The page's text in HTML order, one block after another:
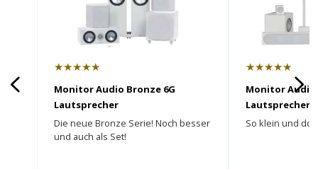
★★★★★
Monitor Audio Bronze 6G
Lautsprecher
Die neue Bronze Serie! Noch besser
und auch als Set!
★★★★★
Monitor Audio
Lautsprecher
So klein und